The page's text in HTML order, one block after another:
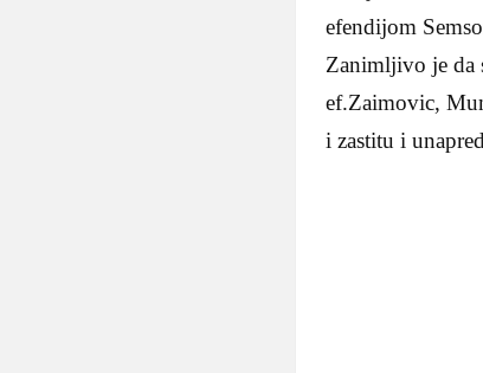
efendijom
Zanimljivo je da
ef.Zaimovic,
i zastitu i